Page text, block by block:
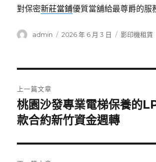
對保密新莊當鋪優質當舖給最尊爵的服
作
admin
發
2026 年 6 月 3 日
分
影印機租賃
章
導
覽
上一篇文章
上
一
文
章:
桃園沙發專業電梯保養的
款合約新竹資金週轉